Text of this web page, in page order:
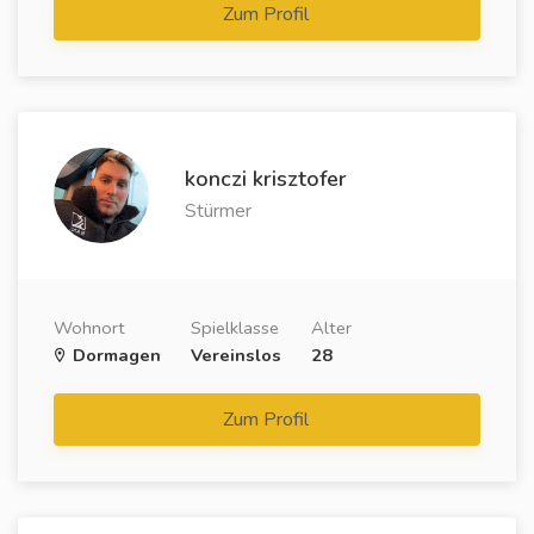
Zum Profil
konczi krisztofer
Stürmer
Wohnort
Dormagen
Spielklasse
Vereinslos
Alter
28
Zum Profil